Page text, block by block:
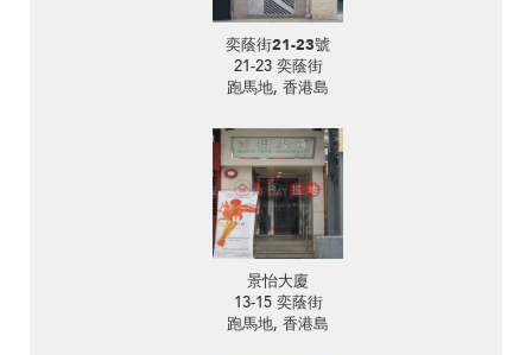
奕蔭街21-23號
21-23 奕蔭街
跑馬地, 香港島
景怡大廈
13-15 奕蔭街
跑馬地, 香港島